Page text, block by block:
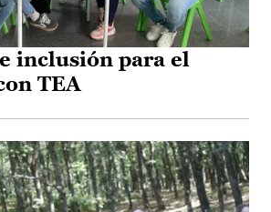
inclusión para el
TEA